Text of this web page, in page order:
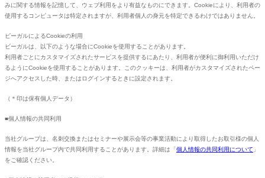
みに関する情報を記憶して、ウェブ利用をより有益なものにできます。Cookieにより、利用者の
使用するコンピュータは特定されますが、利用者個人の身元を特定できるわけではありません。
ビーガルによるCookieの利用
ビーガルは、以下のような場合にCookieを使用することがあります。
利用者ごとにカスタマイズされたサービスを提供するにあたり、利用者が便利に御利用いただけ
るようにCookieを使用することがあります。このクッキーは、利用者がカスタマイズされたペー
ジへアクセスした時、またはログインするときに設定されます。
（＊印は保有個人データ）
■個人情報の共同利用
当社グループは、名刺交換またはセミナーや展示会等の事業活動により取得したお取引様の個人
情報を当社グループ内で共同利用することがあります。詳細は「個人情報の共同利用について 」
をご確認ください。